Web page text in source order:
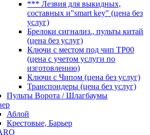
*** Лезвия для выкидных,
составных и"smart key" (цена без
услуг)
Брелоки сигнализ., пульты китай
(цена без услуг)
Ключи с местом под чип TP00
(цена с учетом услуги по
изготовлению)
Ключи с Чипом (цена без услуг)
Транспондеры (цена без услуг)
Пульты Ворота / Шлагбаумы
Аблой
Крестовые, Барьер